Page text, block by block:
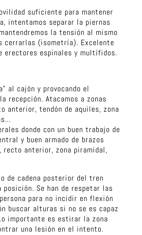
suficiente para mantener
intentamos separar la piernas
la tensión al mismo
cerrarlas (isometría). Excelente
erectores espinales y multífidos.
al cajón y provocando el
recepción. Atacamos a zonas
anterior, tendón de aquiles, zona
donde con un buen trabajo de
y buen armado de brazos
recto anterior, zona piramidal,
de cadena posterior del tren
Se han de respetar las
para no incidir en flexión
buscar alturas si no se es capaz
importante es estirar la zona
una lesión en el intento.